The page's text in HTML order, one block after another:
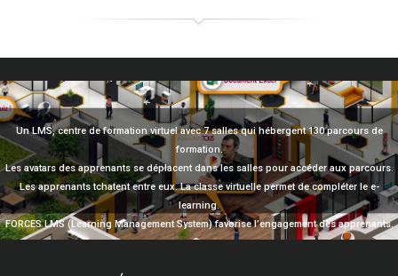
Un LMS, centre de formation virtuel avec 7 salles qui hébergent 130 parcours de
formation.
Les avatars des apprenants se déplacent dans les salles pour accéder aux parcours.
Les apprenants tchatent entre eux. La classe virtuelle permet de compléter le e-
learning.
FORCES LMS (Learning Management System) favorise l’engagement des apprenants.